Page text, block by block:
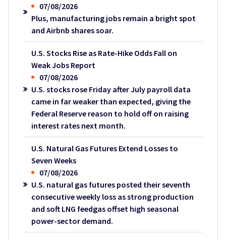
07/08/2026
Plus, manufacturing jobs remain a bright spot
and Airbnb shares soar.
U.S. Stocks Rise as Rate-Hike Odds Fall on
Weak Jobs Report
07/08/2026
U.S. stocks rose Friday after July payroll data
came in far weaker than expected, giving the
Federal Reserve reason to hold off on raising
interest rates next month.
U.S. Natural Gas Futures Extend Losses to
Seven Weeks
07/08/2026
U.S. natural gas futures posted their seventh
consecutive weekly loss as strong production
and soft LNG feedgas offset high seasonal
power-sector demand.